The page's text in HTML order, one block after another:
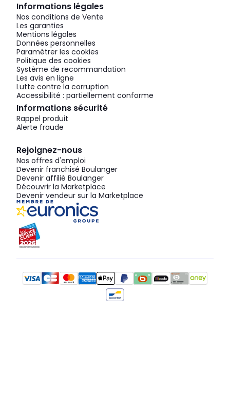
Informations légales
Nos conditions de Vente
Les garanties
Mentions légales
Données personnelles
Paramétrer les cookies
Politique des cookies
Système de recommandation
Les avis en ligne
Lutte contre la corruption
Accessibilité : partiellement conforme
Informations sécurité
Rappel produit
Alerte fraude
Rejoignez-nous
Nos offres d'emploi
Devenir franchisé Boulanger
Devenir affilié Boulanger
Découvrir la Marketplace
Devenir vendeur sur la Marketplace